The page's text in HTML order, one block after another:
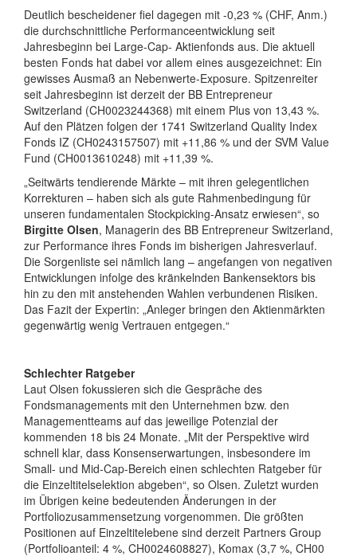
Deutlich bescheidener fiel dagegen mit -0,23 % (CHF, Anm.)
die durchschnittliche Performanceentwicklung seit
Jahresbeginn bei Large-Cap- Aktienfonds aus. Die aktuell
besten Fonds hat dabei vor allem eines ausgezeichnet: Ein
gewisses Ausmaß an Nebenwerte-Exposure. Spitzenreiter
seit Jahresbeginn ist derzeit der BB Entrepreneur
Switzerland (CH0023244368) mit einem Plus von 13,43 %.
Auf den Plätzen folgen der 1741 Switzerland Quality Index
Fonds IZ (CH0243157507) mit +11,86 % und der SVM Value
Fund (CH0013610248) mit +11,39 %.
„Seitwärts tendierende Märkte – mit ihren gelegentlichen
Korrekturen – haben sich als gute Rahmenbedingung für
unseren fundamentalen Stockpicking-Ansatz erwiesen“, so
Birgitte Olsen, Managerin des BB Entrepreneur Switzerland,
zur Performance ihres Fonds im bisherigen Jahresverlauf.
Die Sorgenliste sei nämlich lang – angefangen von negativen
Entwicklungen infolge des kränkelnden Bankensektors bis
hin zu den mit anstehenden Wahlen verbundenen Risiken.
Das Fazit der Expertin: „Anleger bringen den Aktienmärkten
gegenwärtig wenig Vertrauen entgegen.“
Schlechter Ratgeber
Laut Olsen fokussieren sich die Gespräche des
Fondsmanagements mit den Unternehmen bzw. den
Managementteams auf das jeweilige Potenzial der
kommenden 18 bis 24 Monate. „Mit der Perspektive wird
schnell klar, dass Konsenserwartungen, insbesondere im
Small- und Mid-Cap-Bereich einen schlechten Ratgeber für
die Einzeltitelselektion abgeben“, so Olsen. Zuletzt wurden
im Übrigen keine bedeutenden Änderungen in der
Portfoliozusammensetzung vorgenommen. Die größten
Positionen auf Einzeltitelebene sind derzeit Partners Group
(Portfolioanteil: 4 %, CH0024608827), Komax (3,7 %, CH00